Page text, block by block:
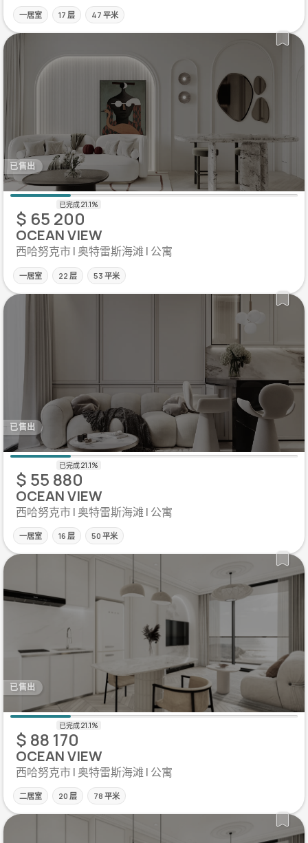
一居室 17 层 47 平米
已售出
$ 65 200
OCEAN VIEW
西哈努克市 | 奥特雷斯海滩 | 公寓
一居室 22 层 53 平米
已售出
$ 55 880
OCEAN VIEW
西哈努克市 | 奥特雷斯海滩 | 公寓
一居室 16 层 50 平米
已售出
$ 88 170
OCEAN VIEW
西哈努克市 | 奥特雷斯海滩 | 公寓
二居室 20 层 78 平米